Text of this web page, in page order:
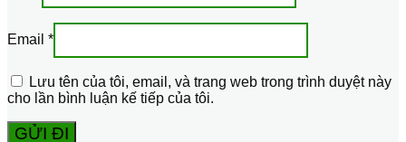
Email *
Lưu tên của tôi, email, và trang web trong trình duyệt này
cho lần bình luận kế tiếp của tôi.